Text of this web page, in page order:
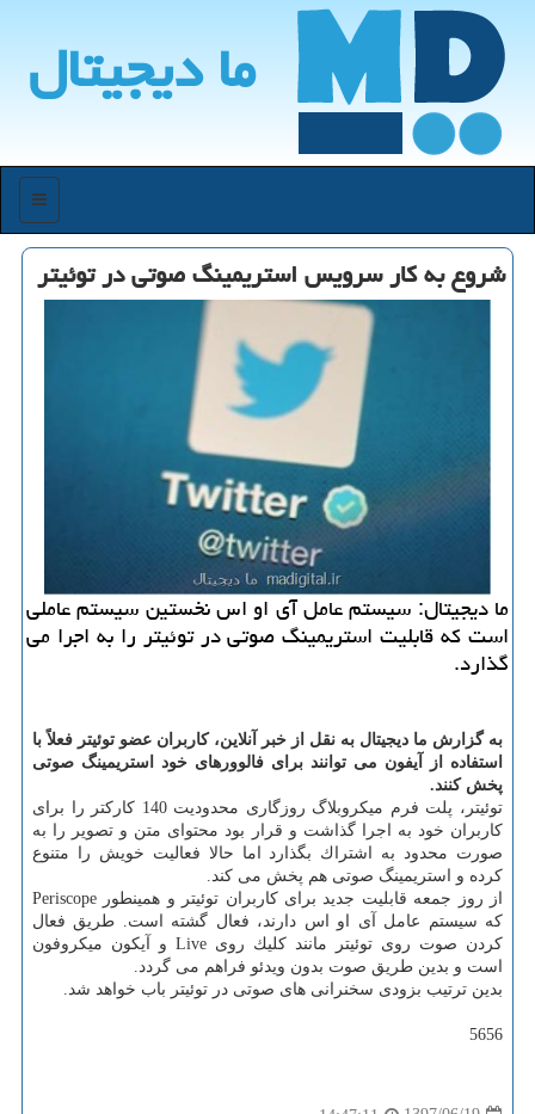
ما دیجیتال
منو
شروع به كار سرویس استریمینگ صوتی در توئیتر
ما دیجیتال: سیستم عامل آی او اس نخستین سیستم عاملی
است كه قابلیت استریمینگ صوتی در توئیتر را به اجرا می
گذارد.
به گزارش ما دیجیتال به نقل از خبر آنلاین، كاربران عضو توئیتر فعلاً با
استفاده از آیفون می توانند برای فالوورهای خود استریمینگ صوتی
پخش كنند.
توئیتر، پلت فرم میكروبلاگ روزگاری محدودیت 140 كاركتر را برای
كاربران خود به اجرا گذاشت و قرار بود محتوای متن و تصویر را به
صورت محدود به اشتراك بگذارد اما حالا فعالیت خویش را متنوع
كرده و استریمینگ صوتی هم پخش می كند.
از روز جمعه قابلیت جدید برای كاربران توئیتر و همینطور Periscope
كه سیستم عامل آی او اس دارند، فعال گشته است. طریق فعال
كردن صوت روی توئیتر مانند كلیك روی Live و آیكون میكروفون
است و بدین طریق صوت بدون ویدئو فراهم می گردد.
بدین ترتیب بزودی سخنرانی های صوتی در توئیتر باب خواهد شد.
5656